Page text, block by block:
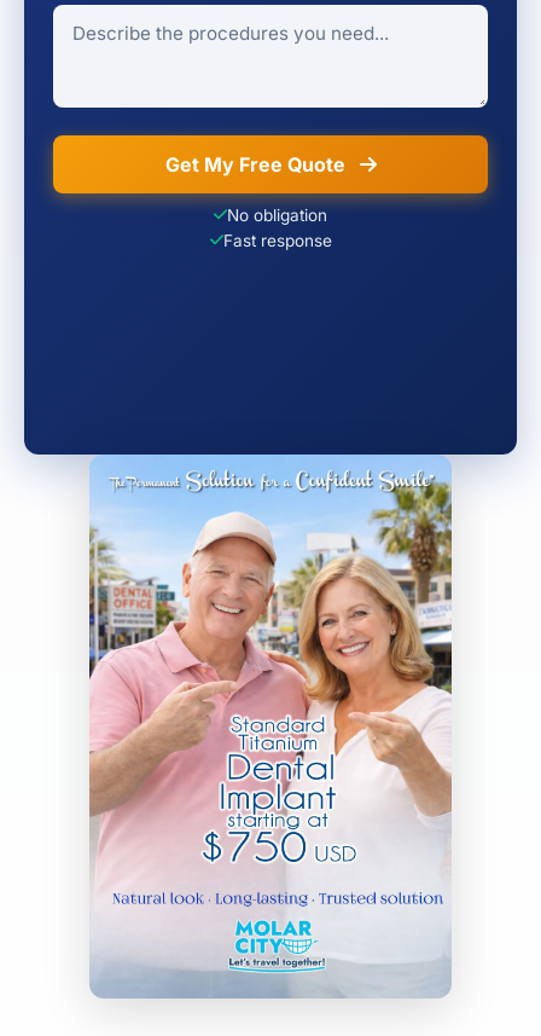
Get My Free Quote
No obligation
Fast response